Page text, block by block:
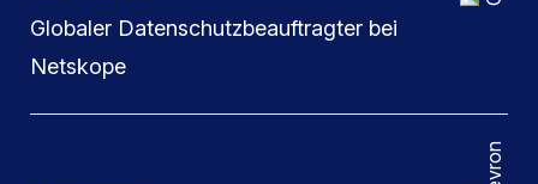
Globaler Datenschutzbeauftragter bei
Netskope